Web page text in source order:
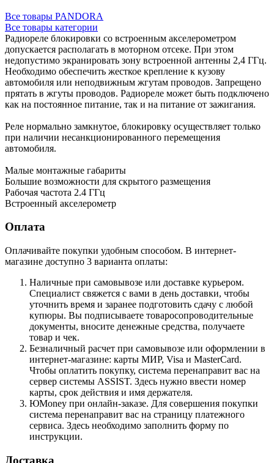
Все товары PANDORA
Все товары категории
Радиореле блокировки со встроенным акселерометром
допускается располагать в моторном отсеке. При этом
недопустимо экранировать зону встроенной антенны 2,4 ГГц.
Необходимо обеспечить жесткое крепление к кузову
автомобиля или неподвижным жгутам проводов. Запрещено
прятать в жгуты проводов. Радиореле может быть подключено
как на постоянное питание, так и на питание от зажигания.
Реле нормально замкнутое, блокировку осуществляет только
при наличии несанкционированного перемещения
автомобиля.
Малые монтажные габариты
Большие возможности для скрытого размещения
Рабочая частота 2.4 ГГц
Встроенный акселерометр
Оплата
Оплачивайте покупки удобным способом. В интернет-
магазине доступно 3 варианта оплаты:
Наличные при самовывозе или доставке курьером.
Специалист свяжется с вами в день доставки, чтобы
уточнить время и заранее подготовить сдачу с любой
купюры. Вы подписываете товаросопроводительные
документы, вносите денежные средства, получаете
товар и чек.
Безналичный расчет при самовывозе или оформлении в
интернет-магазине: карты МИР, Visa и MasterCard.
Чтобы оплатить покупку, система перенаправит вас на
сервер системы ASSIST. Здесь нужно ввести номер
карты, срок действия и имя держателя.
ЮMoney при онлайн-заказе. Для совершения покупки
система перенаправит вас на страницу платежного
сервиса. Здесь необходимо заполнить форму по
инструкции.
Доставка